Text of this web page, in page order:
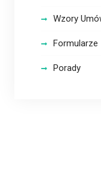
Wzory
Formularze
Porady